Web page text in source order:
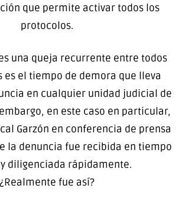
que permite activar todos los
protocolos.
una queja recurrente entre todos
es el tiempo de demora que lleva
en cualquier unidad judicial de
en este caso en particular,
Garzón en conferencia de prensa
la denuncia fue recibida en tiempo
diligenciada rápidamente.
¿Realmente fue así?